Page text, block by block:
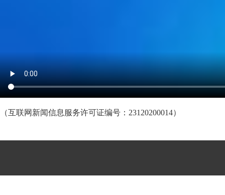
（互联网新闻信息服务许可证编号：23120200014）